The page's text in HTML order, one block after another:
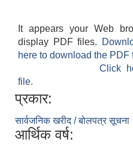
It appears your Web
display PDF files.
here to download the PDF
Click
file.
प्रकार:
सार्वजनिक खरीद / बोलपत्र सूचना
आर्थिक वर्ष: